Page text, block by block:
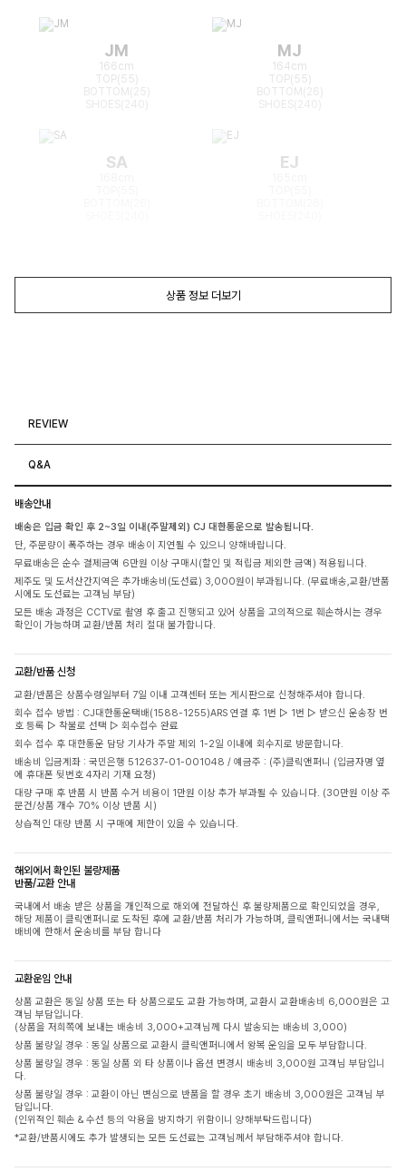
JM
166cm
TOP(55)
BOTTOM(25)
MJ
164cm
TOP(55)
BOTTOM(26)
SA EJ
상품 정보 더보기
REVIEW
Q&A
배송안내
배송은 입금 확인 후 2~3일 이내(주말제외) CJ 대한통운으로 발송됩니다.
단, 주문량이 폭주하는 경우 배송이 지연될 수 있으니 양해바랍니다.
무료배송은 순수 결제금액 6만원 이상 구매시(할인 및 적립금 제외한 금액) 적용됩니다.
제주도 및 도서산간지역은 추가배송비(도선료) 3,000원이 부과됩니다. (무료배송,교환/반품
시에도 도선료는 고객님 부담)
모든 배송 과정은 CCTV로 촬영 후 출고 진행되고 있어 상품을 고의적으로 훼손하시는 경우
확인이 가능하며 교환/반품 처리 절대 불가합니다.
교환/반품 신청
교환/반품은 상품수령일부터 7일 이내 고객센터 또는 게시판으로 신청해주셔야 합니다.
회수 접수 방법 : CJ대한통운택배(1588-1255)ARS 연결 후 1번 ▷ 1번 ▷ 받으신 운송장 번
호 등록 ▷ 착불로 선택 ▷ 회수접수 완료
회수 접수 후 대한통운 담당 기사가 주말 제외 1-2일 이내에 회수지로 방문합니다.
배송비 입금계좌 : 국민은행 512637-01-001048 / 예금주 : (주)클릭앤퍼니 (입금자명 옆
에 휴대폰 뒷번호 4자리 기재 요청)
대량 구매 후 반품 시 반품 수거 비용이 1만원 이상 추가 부과될 수 있습니다. (30만원 이상 주
문건/상품 개수 70% 이상 반품 시)
상습적인 대량 반품 시 구매에 제한이 있을 수 있습니다.
해외에서 확인된 불량제품
반품/교환 안내
국내에서 배송 받은 상품을 개인적으로 해외에 전달하신 후 불량제품으로 확인되었을 경우,
해당 제품이 클릭앤퍼니로 도착된 후에 교환/반품 처리가 가능하며, 클릭앤퍼니에서는 국내택
배비에 한해서 운송비를 부담 합니다
교환운임 안내
상품 교환은 동일 상품 또는 타 상품으로도 교환 가능하며, 교환시 교환배송비 6,000원은 고
객님 부담입니다.
(상품을 저희쪽에 보내는 배송비 3,000+고객님께 다시 발송되는 배송비 3,000)
상품 불량일 경우 : 동일 상품으로 교환시 클릭앤퍼니에서 왕복 운임을 모두 부담합니다.
상품 불량일 경우 : 동일 상품 외 타 상품이나 옵션 변경시 배송비 3,000원 고객님 부담입니
다.
상품 불량일 경우 : 교환이 아닌 변심으로 반품을 할 경우 초기 배송비 3,000원은 고객님 부
담입니다.
(인위적인 훼손 & 수선 등의 악용을 방지하기 위함이니 양해부탁드립니다)
*교환/반품시에도 추가 발생되는 모든 도선료는 고객님께서 부담해주셔야 합니다.